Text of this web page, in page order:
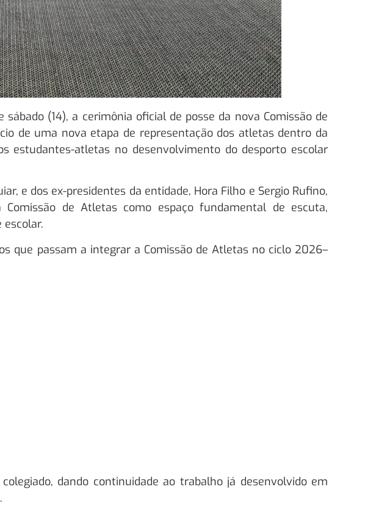
(14), a cerimônia oficial de posse da nova Comissão de
de uma nova etapa de representação dos atletas dentro da
estudantes-atletas no desenvolvimento do desporto escolar
e dos ex-presidentes da entidade, Hora Filho e Sergio Rufino,
de Atletas como espaço fundamental de escuta,
que passam a integrar a Comissão de Atletas no ciclo 2026–
dando continuidade ao trabalho já desenvolvido em